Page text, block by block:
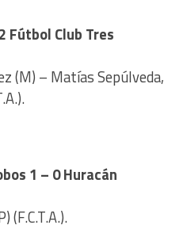
Fútbol Club Tres
(M) – Matías Sepúlveda,
1 – 0 Huracán
(F.C.T.A.).